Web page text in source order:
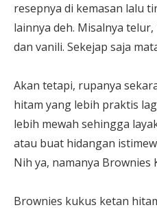
resepnya di kemasan lalu
lainnya deh. Misalnya
dan vanili. Sekejap saja
Akan tetapi, rupanya
hitam yang lebih praktis
lebih mewah sehingga
atau buat hidangan
Nih ya, namanya Brownies
Brownies kukus ketan